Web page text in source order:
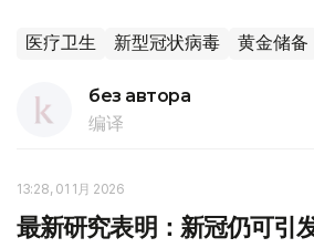
医疗卫生 新型冠状病毒 黄金储备
без автора
编译
13:28, 01 1月 2026
最新研究表明：新冠仍可引